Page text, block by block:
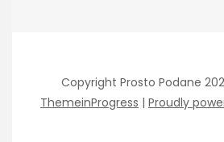
Copyright Prosto Podane
ThemeinProgress | Proudly